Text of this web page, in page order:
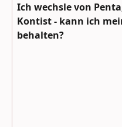
Ich wechsle von
Kontist - kann ich
behalten?